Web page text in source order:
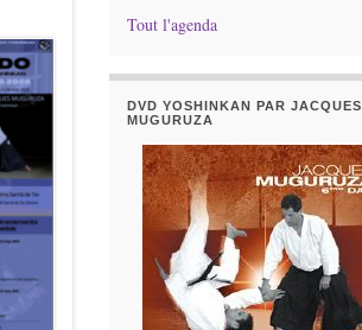
Tout l'agenda
DVD YOSHINKAN PAR JACQUES
MUGURUZA